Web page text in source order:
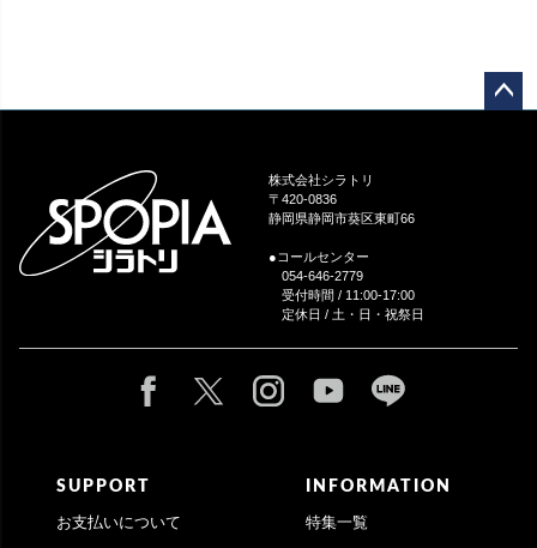
株式会社シラトリ
〒420-0836
静岡県静岡市葵区東町66
●コールセンター
054-646-2779
受付時間 / 11:00-17:00
定休日 / 土・日・祝祭日
SUPPORT
お支払いについて
INFORMATION
特集一覧